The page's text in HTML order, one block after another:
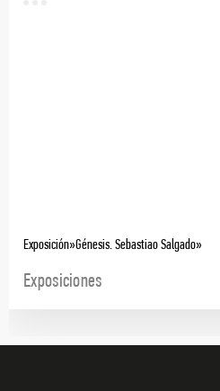
Exposición»Génesis. Sebastiao Salgado»
Exposiciones